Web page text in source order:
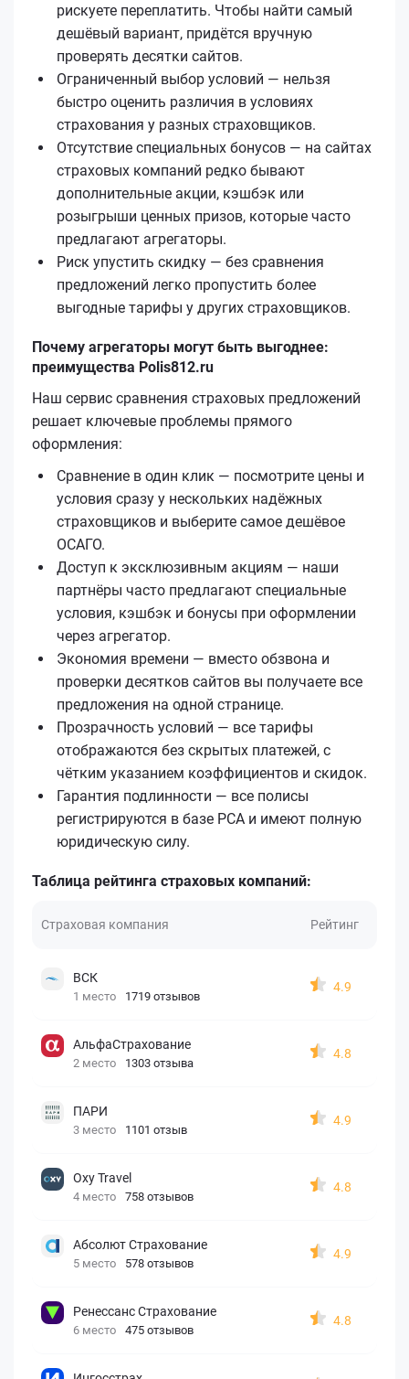
рискуете переплатить. Чтобы найти самый
дешёвый вариант, придётся вручную
проверять десятки сайтов.
Ограниченный выбор условий — нельзя
быстро оценить различия в условиях
страхования у разных страховщиков.
Отсутствие специальных бонусов — на сайтах
страховых компаний редко бывают
дополнительные акции, кэшбэк или
розыгрыши ценных призов, которые часто
предлагают агрегаторы.
Риск упустить скидку — без сравнения
предложений легко пропустить более
выгодные тарифы у других страховщиков.
Почему агрегаторы могут быть выгоднее:
преимущества Polis812.ru
Наш сервис сравнения страховых предложений
решает ключевые проблемы прямого
оформления:
Сравнение в один клик — посмотрите цены и
условия сразу у нескольких надёжных
страховщиков и выберите самое дешёвое
ОСАГО.
Доступ к эксклюзивным акциям — наши
партнёры часто предлагают специальные
условия, кэшбэк и бонусы при оформлении
через агрегатор.
Экономия времени — вместо обзвона и
проверки десятков сайтов вы получаете все
предложения на одной странице.
Прозрачность условий — все тарифы
отображаются без скрытых платежей, с
чётким указанием коэффициентов и скидок.
Гарантия подлинности — все полисы
регистрируются в базе РСА и имеют полную
юридическую силу.
Таблица рейтинга страховых компаний:
Страховая компания Рейтинг
ВСК
1 место 1719 отзывов
4.9
АльфаСтрахование
2 место 1303 отзыва
4.8
ПАРИ
3 место 1101 отзыв
4.9
Oxy Travel
4 место 758 отзывов
4.8
Абсолют Страхование
5 место 578 отзывов
4.9
Ренессанс Страхование
6 место 475 отзывов
4.8